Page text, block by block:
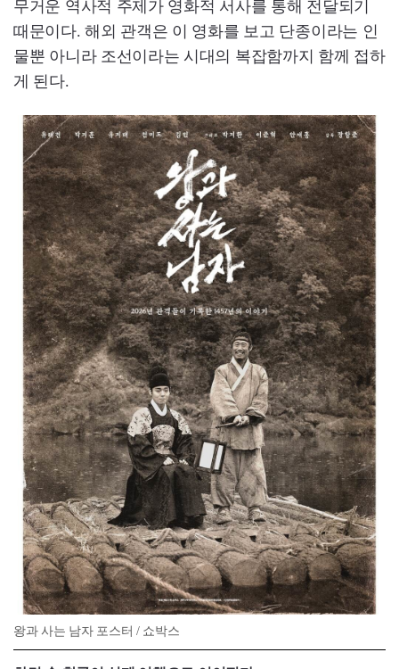
무거운 역사적 주제가 영화적 서사를 통해 전달되기
때문이다. 해외 관객은 이 영화를 보고 단종이라는 인
물뿐 아니라 조선이라는 시대의 복잡함까지 함께 접하
게 된다.
왕과 사는 남자 포스터 / 쇼박스